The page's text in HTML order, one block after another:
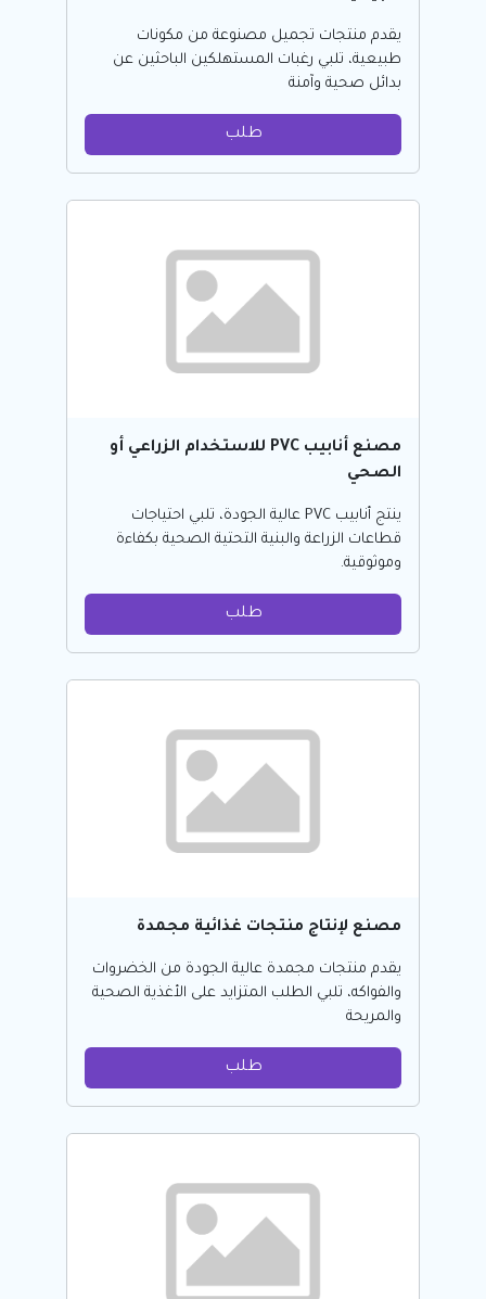
يقدم منتجات تجميل مصنوعة من مكونات
طبيعية، تلبي رغبات المستهلكين الباحثين عن
بدائل صحية وآمنة
طلب
مصنع أنابيب PVC للاستخدام الزراعي أو
الصحي
ينتج أنابيب PVC عالية الجودة، تلبي احتياجات
قطاعات الزراعة والبنية التحتية الصحية بكفاءة
وموثوقية.
طلب
مصنع لإنتاج منتجات غذائية مجمدة
يقدم منتجات مجمدة عالية الجودة من الخضروات
والفواكه، تلبي الطلب المتزايد على الأغذية الصحية
والمريحة
طلب